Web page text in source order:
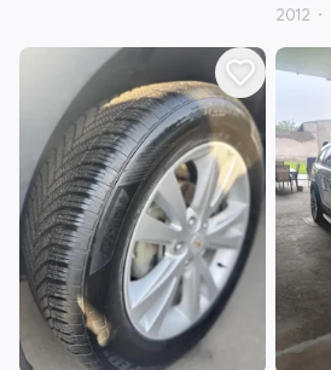
2012